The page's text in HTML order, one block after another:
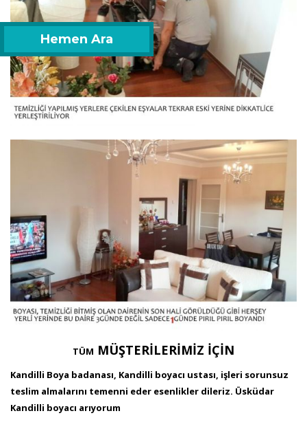
TÜM MÜŞTERİLERİMİZ İÇİN
Kandilli Boya badanası, Kandilli boyacı ustası, işleri sorunsuz
teslim almalarını temenni eder esenlikler dileriz. Üsküdar
Kandilli boyacı arıyorum
Hemen Ara